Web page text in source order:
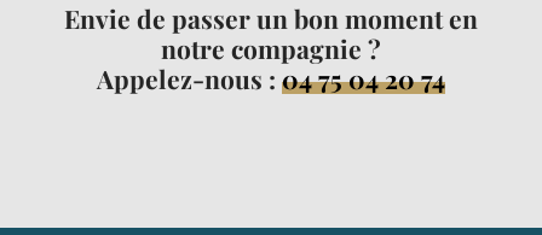
Envie de passer un bon moment en
notre compagnie ?
Appelez-nous : 04 75 04 20 74